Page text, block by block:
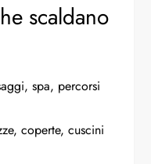
scaldano
spa, percorsi
coperte, cuscini